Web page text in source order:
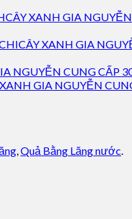
CÂY XANH GIA
CÂY XANH GIA
NGUYỄN CUNG CẤP
GIA NGUYỄN
,Quả Bằng Lăng nước.